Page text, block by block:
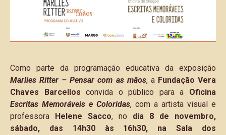
Como parte da programação educativa da exposição
Marlies Ritter – Pensar com as mãos, a Fundação Vera
Chaves Barcellosconvida o público para a Oficina
Escritas Memoráveis e Coloridas, com a artista visual e
professora Helene Sacco, no dia 8 de novembro,
sábado, das 14h30 às 16h30, na Sala dos